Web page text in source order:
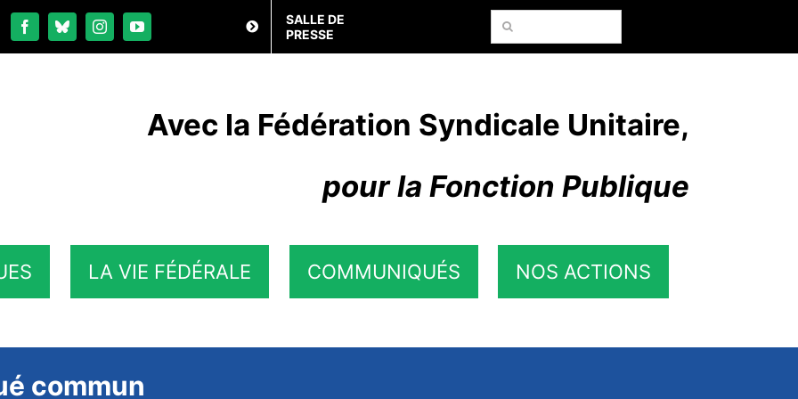
SALLE DE
PRESSE
Rechercher:
Avec la Fédération Syndicale Unitaire,
pour la Fonction Publique
LA VIE FÉDÉRALE COMMUNIQUÉS NOS ACTIONS
commun